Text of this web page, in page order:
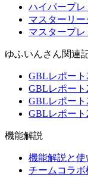
ハイパープレ
マスターリー
マスタープレ
ゆふいんさん関連
GBLレポート
GBLレポート
GBLレポート
GBLレポート
機能解説
機能解説と使
チームコラボ